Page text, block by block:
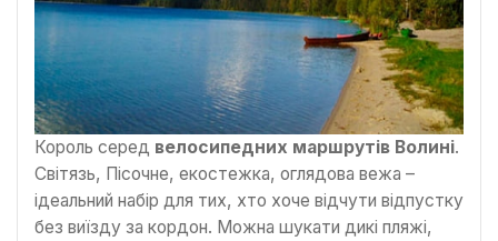
Король серед велосипедних маршрутів Волині.
Світязь, Пісочне, екостежка, оглядова вежа –
ідеальний набір для тих, хто хоче відчути відпустку
без виїзду за кордон. Можна шукати дикі пляжі,